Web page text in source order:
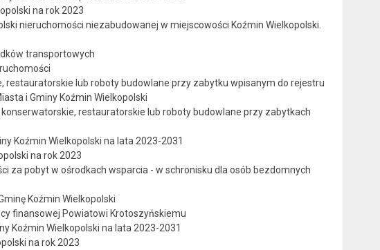
na rok 2023
nieruchomości niezabudowanej w miejscowości Koźmin Wielkopolski.
transportowych
lub roboty budowlane przy zabytku wpisanym do rejestru
i Gminy Koźmin Wielkopolski
restauratorskie lub roboty budowlane przy zabytkach
Koźmin Wielkopolski na lata 2023-2031
na rok 2023
za pobyt w ośrodkach wsparcia - w schronisku dla osób bezdomnych
Koźmin Wielkopolski
finansowej Powiatowi Krotoszyńskiemu
Koźmin Wielkopolski na lata 2023-2031
na rok 2023